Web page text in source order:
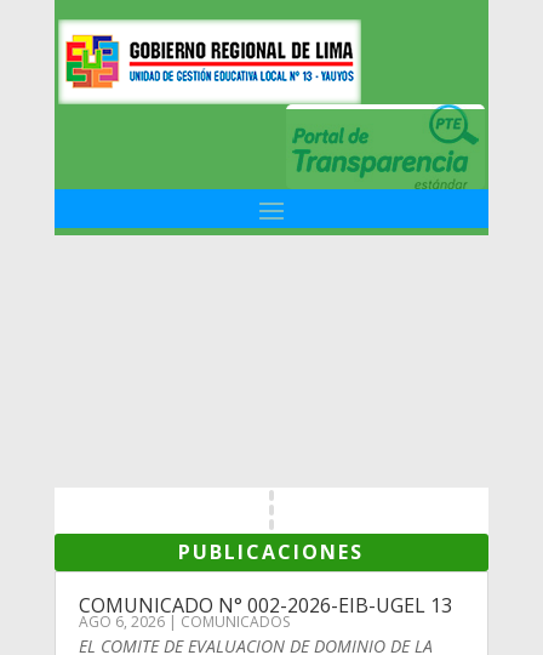
PUBLICACIONES
COMUNICADO N° 002-2026-EIB-UGEL 13
AGO 6, 2026| COMUNICADOS
EL COMITE DE EVALUACION DE DOMINIO DE LA